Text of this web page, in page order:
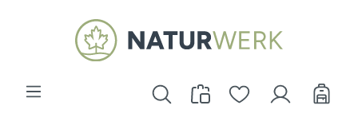
Zum Hauptinhalt springen